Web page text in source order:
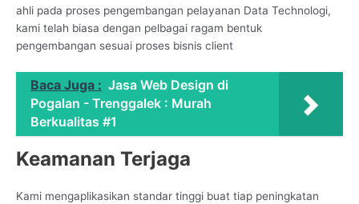
ahli pada proses pengembangan pelayanan Data Technologi,
kami telah biasa dengan pelbagai ragam bentuk
pengembangan sesuai proses bisnis client
Baca Juga : Jasa Web Design di
Pogalan - Trenggalek : Murah
Berkualitas #1
Keamanan Terjaga
Kami mengaplikasikan standar tinggi buat tiap peningkatan